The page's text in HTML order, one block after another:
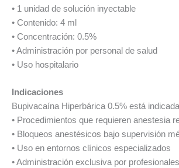
• 1 unidad de solución inyectable
• Contenido: 4 ml
• Concentración: 0.5%
• Administración por personal de salud
• Uso hospitalario
Indicaciones
Bupivacaína Hiperbárica 0.5% está
• Procedimientos que requieren anestesia
• Bloqueos anestésicos bajo supervisión
• Uso en entornos clínicos especializados
• Administración exclusiva por